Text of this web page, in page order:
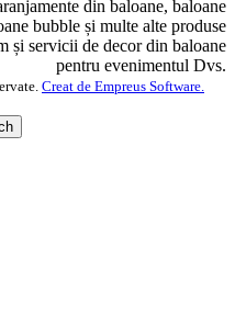
din baloane, baloane
bubble și multe alte produse
și servicii de decor din baloane
pentru evenimentul Dvs.
Creat de Empreus Software.